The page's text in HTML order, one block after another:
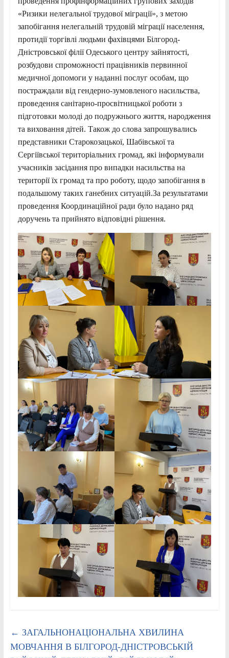
«Ризики нелегальної трудової міграції», з метою
запобігання нелегальній трудовій міграції населення,
протидії торгівлі людьми фахівцями Білгород-
Дністровської філії Одеського центру зайнятості,
розбудови спроможності працівників первинної
медичної допомоги у наданні послуг особам, що
постраждали від гендерно-зумовленого насильства,
проведення санітарно-просвітницької роботи з
підготовки молоді до подружнього життя, народження
та виховання дітей. Також до слова запрошувались
представники Старокозацької, Шабівської та
Сергіївської територіальних громад, які інформували
учасників засідання про випадки насильства на
території їх громад та про роботу, щодо запобігання в
подальшому таких ганебних ситуацій.За результатами
проведення Координаційної ради було надано ряд
доручень та прийнято відповідні рішення.
← ЗАГАЛЬНОНАЦІОНАЛЬНА ХВИЛИНА
МОВЧАННЯ В БІЛГОРОД-ДНІСТРОВСЬКІЙ